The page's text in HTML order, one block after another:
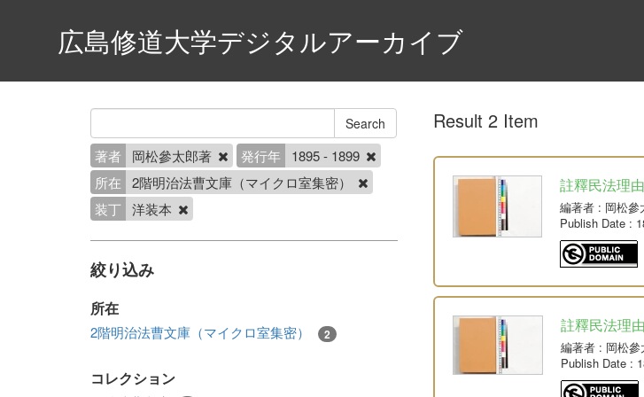
広島修道大学デジタルアーカイブ
著者 岡松參太郎著 発行年
1895 - 1899
所在
2階明治法曹文庫（マイクロ室集密）
装丁 洋装本
絞り込み
所在
2階明治法曹文庫（マイクロ室集密） 2
コレクション
Result 2 Item
註釋民法理
編著者: 岡松參
Publish Date:
註釋民法理
編著者: 岡松參
Publish Date: